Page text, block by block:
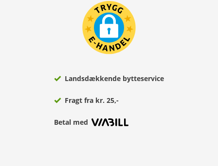
Landsdækkende bytteservice
Fragt fra kr. 25,-
Betal med